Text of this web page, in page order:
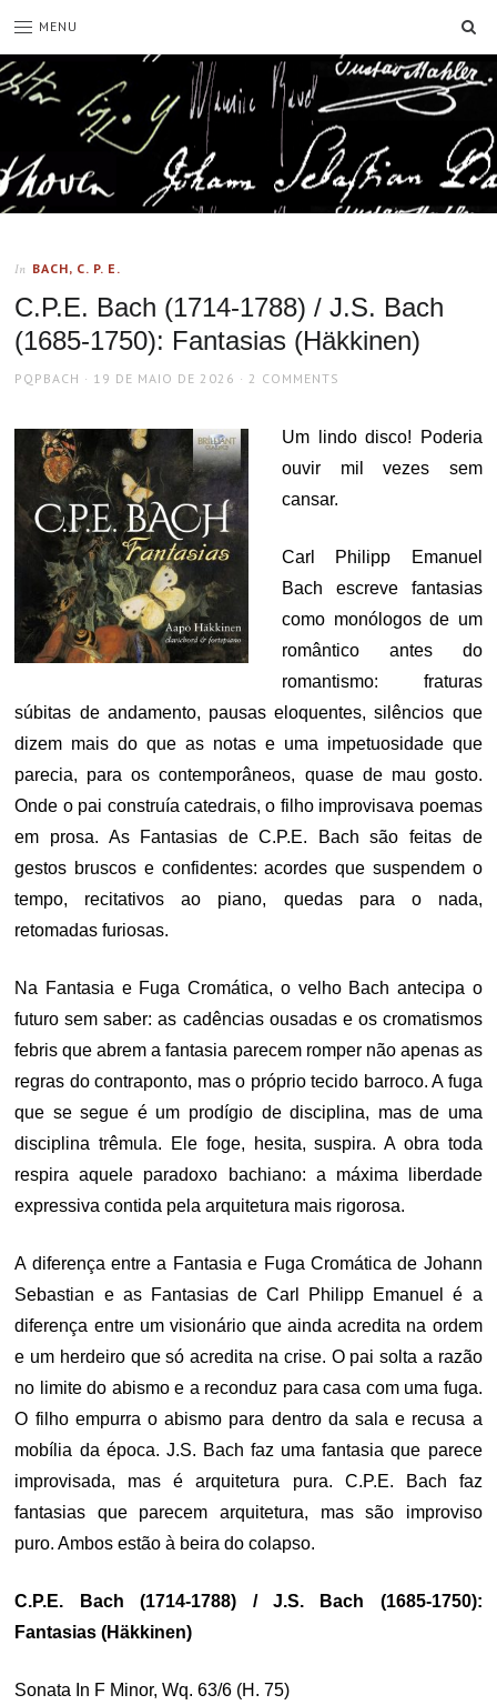
MENU
In BACH, C. P. E.
C.P.E. Bach (1714-1788) / J.S. Bach
(1685-1750): Fantasias (Häkkinen)
AUTHOR
PQPBACH
POSTED
19 DE MAIO DE 2026 2 COMMENTS
Um lindo disco! Poderia
ouvir mil vezes sem
cansar.
Carl Philipp Emanuel
Bach escreve fantasias
como monólogos de um
romântico antes do
romantismo: fraturas
súbitas de andamento, pausas eloquentes, silêncios que
dizem mais do que as notas e uma impetuosidade que
parecia, para os contemporâneos, quase de mau gosto.
Onde o pai construía catedrais, o filho improvisava poemas
em prosa. As Fantasias de C.P.E. Bach são feitas de
gestos bruscos e confidentes: acordes que suspendem o
tempo, recitativos ao piano, quedas para o nada,
retomadas furiosas.
Na Fantasia e Fuga Cromática, o velho Bach antecipa o
futuro sem saber: as cadências ousadas e os cromatismos
febris que abrem a fantasia parecem romper não apenas as
regras do contraponto, mas o próprio tecido barroco. A fuga
que se segue é um prodígio de disciplina, mas de uma
disciplina trêmula. Ele foge, hesita, suspira. A obra toda
respira aquele paradoxo bachiano: a máxima liberdade
expressiva contida pela arquitetura mais rigorosa.
A diferença entre a Fantasia e Fuga Cromática de Johann
Sebastian e as Fantasias de Carl Philipp Emanuel é a
diferença entre um visionário que ainda acredita na ordem
e um herdeiro que só acredita na crise. O pai solta a razão
no limite do abismo e a reconduz para casa com uma fuga.
O filho empurra o abismo para dentro da sala e recusa a
mobília da época. J.S. Bach faz uma fantasia que parece
improvisada, mas é arquitetura pura. C.P.E. Bach faz
fantasias que parecem arquitetura, mas são improviso
puro. Ambos estão à beira do colapso.
C.P.E. Bach (1714-1788) / J.S. Bach (1685-1750):
Fantasias (Häkkinen)
Sonata In F Minor, Wq. 63/6 (H. 75)